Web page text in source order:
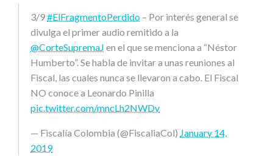
3/9#ElFragmentoPerdido – Por interés general se
divulga el primer audio remitido a la
@CorteSupremaJ en el que se menciona a “Néstor
Humberto”. Se habla de invitar a unas reuniones al
Fiscal, las cuales nunca se llevaron a cabo. El Fiscal
NO conoce a Leonardo Pinilla
pic.twitter.com/mncLh2NWDv
— Fiscalía Colombia (@FiscaliaCol) January 14,
2019